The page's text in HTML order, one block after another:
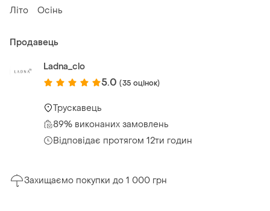
Літо
Осінь
Продавець
Ladna_clo
5.0 (35 оцінок)
Трускавець
89% виконаних замовлень
Відповідає протягом 12ти годин
Захищаємо покупки до 1 000 грн